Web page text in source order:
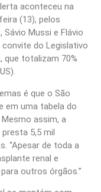
aconteceu na
(13), pelos
Mussi e Flávio
do Legislativo
que totalizam 70%
é que o São
em uma tabela do
assim, a
5,5 mil
“Apesar de toda a
renal e
outros órgãos.”